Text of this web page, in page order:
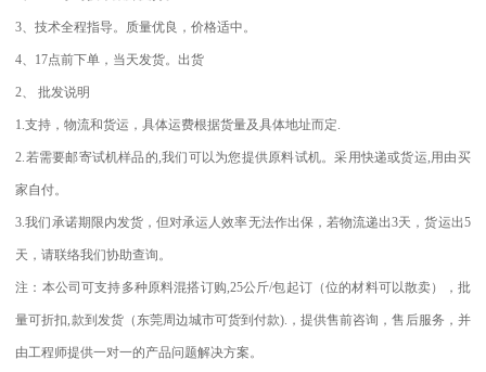
3、技术全程指导。质量优良，价格适中。
4、 17点前下单，当天发货。出货
2、批发说明
1.支持，物流和货运，具体运费根据货量及具体地址而定.
2.若需要邮寄试机样品的,我们可以为您提供原料试机。采用快递或货运,用由买
家自付。
3.我们承诺期限内发货，但对承运人效率无法作出保，若物流递出3天，货运出5
天，请联络我们协助查询。
注：本公司可支持多种原料混搭订购,25公斤/包起订（位的材料可以散卖），批
量可折扣,款到发货（东莞周边城市可货到付款). ，提供售前咨询，售后服务，并
由工程师提供一对一的产品问题解决方案。